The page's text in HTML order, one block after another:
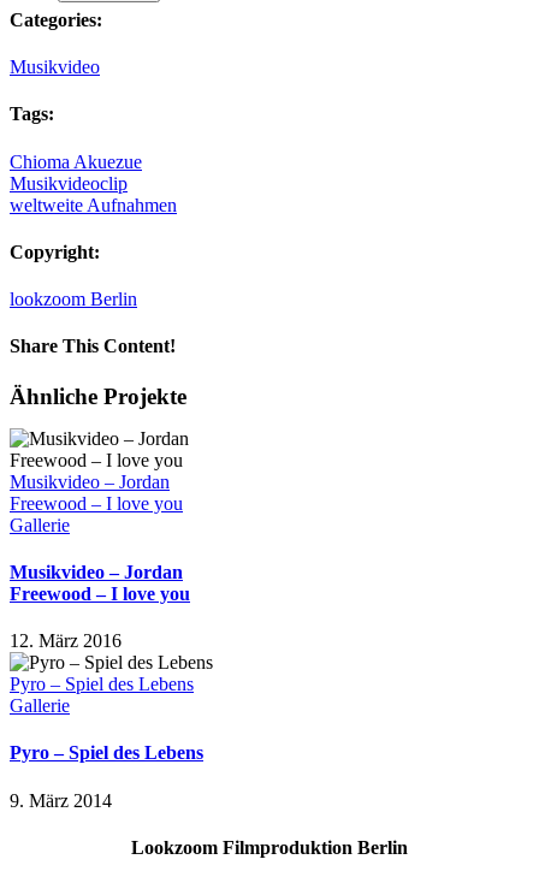
Categories:
Musikvideo
Tags:
Chioma Akuezue
Musikvideoclip
weltweite Aufnahmen
Copyright:
lookzoom Berlin
Share This Content!
Facebook
X
Reddit
LinkedIn
WhatsApp
Tumblr
Pinterest
Vk
Xing
E-
Ähnliche Projekte
Musikvideo – Jordan
Freewood – I love you
Gallerie
Musikvideo – Jordan
Freewood – I love you
12. März 2016
Pyro – Spiel des Lebens
Gallerie
Pyro – Spiel des Lebens
9. März 2014
Lookzoom Filmproduktion Berlin